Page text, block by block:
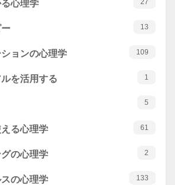
る心理学 27
13
ョンの心理学 109
を活用する 1
5
る心理学 61
の心理学 2
の心理学 133